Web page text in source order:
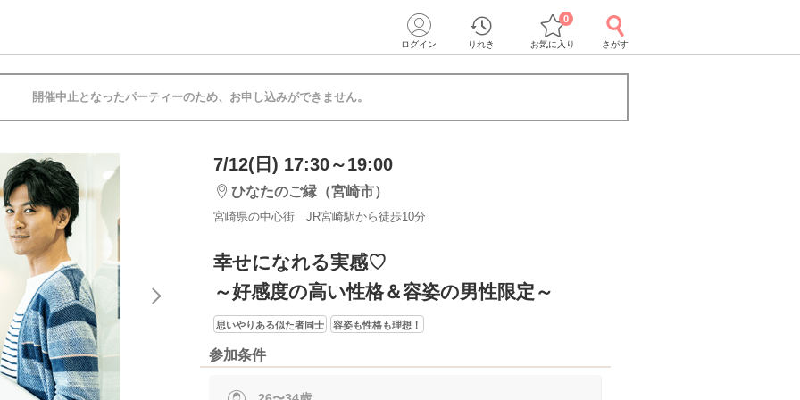
ログイン りれき お気に入り
0
さがす
開催中止となったパーティーのため、お申し込みができません。
7/12(日) 17:30～19:00
ひなたのご縁（宮崎市）
宮崎県の中心街 JR宮崎駅から徒歩10分
幸せになれる実感♡
～好感度の高い性格＆容姿の男性限定～
思いやりある似た者同士 容姿も性格も理想！
参加条件